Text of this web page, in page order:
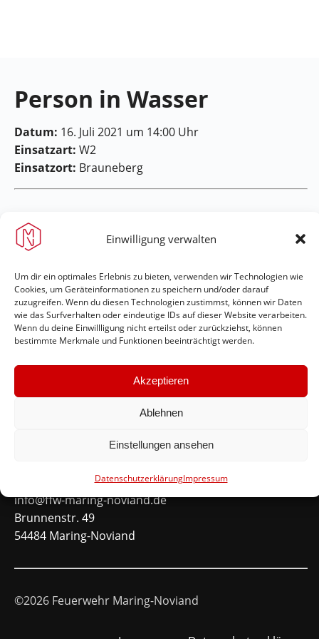
Einwilligung verwalten
Um dir ein optimales Erlebnis zu bieten, verwenden wir Technologien wie
Cookies, um Geräteinformationen zu speichern und/oder darauf
zuzugreifen. Wenn du diesen Technologien zustimmst, können wir Daten
wie das Surfverhalten oder eindeutige IDs auf dieser Website verarbeiten.
Wenn du deine Einwillligung nicht erteilst oder zurückziehst, können
bestimmte Merkmale und Funktionen beeinträchtigt werden.
Akzeptieren
Ablehnen
Einstellungen ansehen
DatenschutzerklärungImpressum
Person in Wasser
Datum: 16. Juli 2021 um 14:00 Uhr
Einsatzart: W2
Einsatzort: Brauneberg
Feuerwehr Maring-Noviand
#immerda
info@ffw-maring-noviand.de
Brunnenstr. 49
54484 Maring-Noviand
©2026 Feuerwehr Maring-Noviand